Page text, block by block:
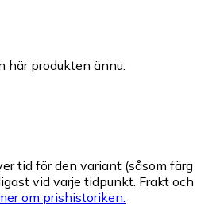
här produkten ännu.
tid för den variant (såsom färg
vid varje tidpunkt. Frakt och
om prishistoriken.